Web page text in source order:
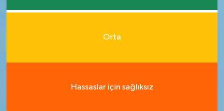
Orta
Hassaslar için sağlıksız